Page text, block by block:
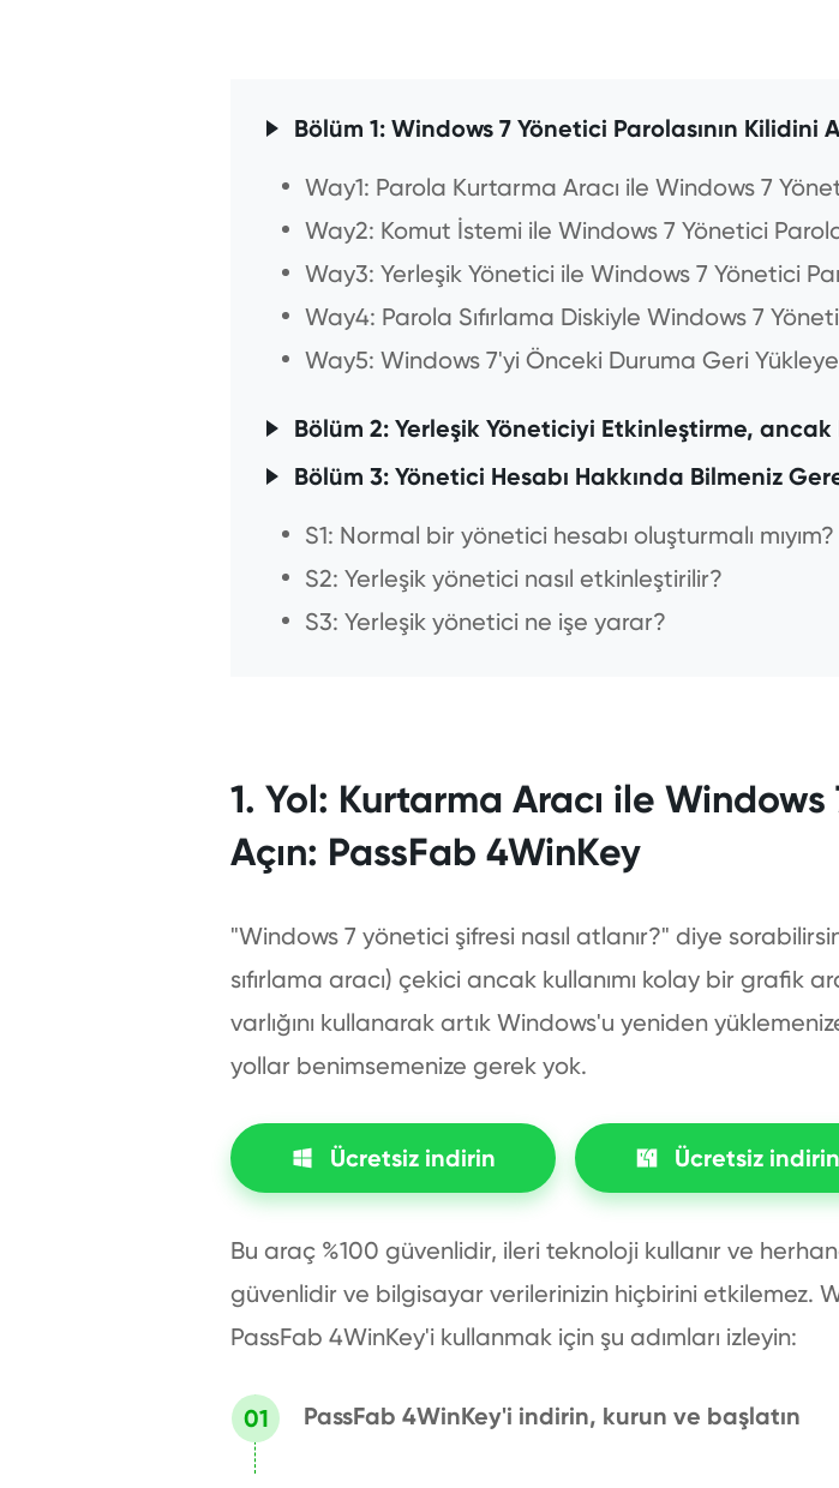
Bölüm 1: Windows 7 Yönetici Parolasının Kilidini
Way1: Parola Kurtarma Aracı ile Windows 7
Way2: Komut İstemi ile Windows 7 Yönetici
Way3: Yerleşik Yönetici ile Windows 7 Yönetici
Way4: Parola Sıfırlama Diskiyle Windows 7
Way5: Windows 7'yi Önceki Duruma Geri
Bölüm 2: Yerleşik Yöneticiyi Etkinleştirme,
Bölüm 3: Yönetici Hesabı Hakkında Bilmeniz
S1: Normal bir yönetici hesabı oluşturmalı mıyım?
S2: Yerleşik yönetici nasıl etkinleştirilir?
S3: Yerleşik yönetici ne işe yarar?
1. Yol: Kurtarma Aracı ile
Açın: PassFab 4WinKey
"Windows 7 yönetici şifresi nasıl atlanır?" diye
sıfırlama aracı) çekici ancak kullanımı kolay bir grafik
varlığını kullanarak artık Windows'u yeniden
yollar benimsemenize gerek yok.
Ücretsiz indirin Ücretsiz indirin
Bu araç %100 güvenlidir, ileri teknoloji kullanır ve
güvenlidir ve bilgisayar verilerinizin hiçbirini etkilemez.
PassFab 4WinKey'i kullanmak için şu adımları izleyin:
PassFab 4WinKey'i indirin, kurun ve başlatın